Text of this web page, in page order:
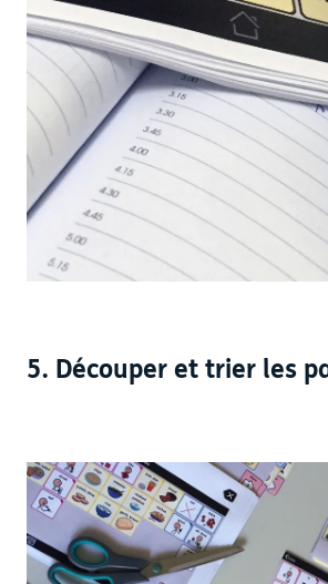
5. Découper et trier les